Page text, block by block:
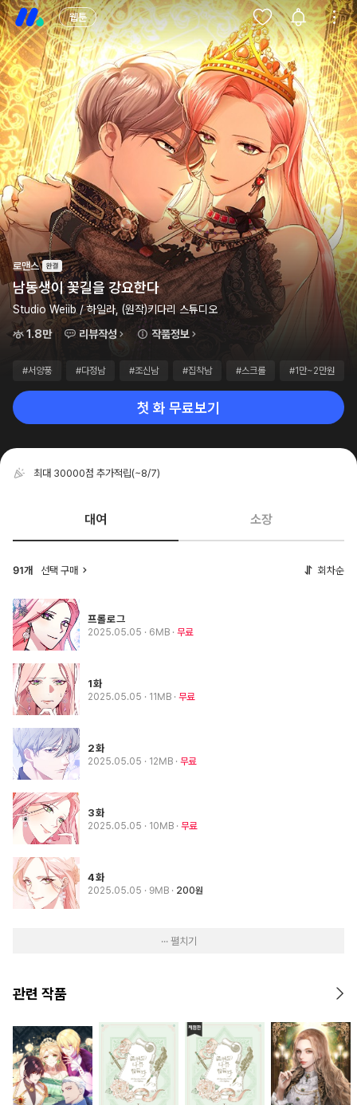
웹툰
로맨스
남동생이 꽃길을 강요한다
Studio Weiib / 하일라, (원작)키다리 스튜디오
1.8만
리뷰작성 작품정보
#서양풍 #다정남 #조신남 #집착남 #스크롤 #1만~2만원
첫 화 무료보기
최대 30000점 추가적립(~8/7)
대여 소장
91개 선택 구매 회차순
프롤로그
2025.05.05 · 6MB 무료
1화
2025.05.05 · 11MB 무료
2화
2025.05.05 · 12MB 무료
3화
2025.05.05 · 10MB 무료
4화
2025.05.05 · 9MB 200원
··· 펼치기
관련 작품